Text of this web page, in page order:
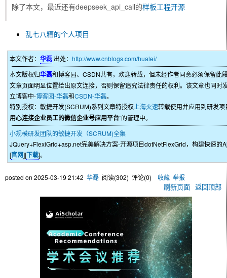
除了本文，最近还有deepseek_api_call的样板工程开源
乱七八糟的个人项目
本文作者： 华磊 出处： http://www.cnblogs.com/hualei/
本文版权归华磊和博客园、CSDN共有，欢迎转载，但未经作者同意必须保留此
文章页面明显位置给出原文连接，否则保留追究法律责任的权利。该文章也同时
立博客中-博客园-华磊和CSDN-华磊。
特别授权：敏捷开发(SCRUM)系列文章特授权 上海火速转载使用并应用到研发项
用心连接企业员工的微信企业号应用平台”的管理中。
小规模研发团队的敏捷开发（SCRUM)全集
JQuery+FlexiGrid+asp.net完美解决方案-开源项目dotNetFlexGrid，构建快速的
[官网][下载]。
posted on 2025-03-19 21:42 华磊 阅读(302) 评论(0) 收藏 举报
刷新页面 返回顶部